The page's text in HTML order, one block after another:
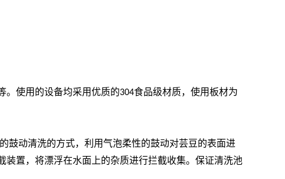
。使用的设备均采用优质的304食品级材质，使用板材为
鼓动清洗的方式，利用气泡柔性的鼓动对芸豆的表面进
置，将漂浮在水面上的杂质进行拦截收集。保证清洗池